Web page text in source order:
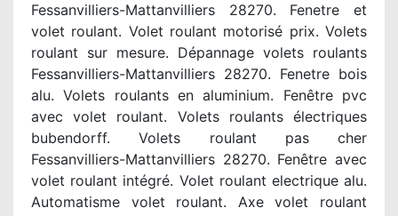
Fessanvilliers-Mattanvilliers 28270. Fenetre et
volet roulant. Volet roulant motorisé prix. Volets
roulant sur mesure. Dépannage volets roulants
Fessanvilliers-Mattanvilliers 28270. Fenetre bois
alu. Volets roulants en aluminium. Fenêtre pvc
avec volet roulant. Volets roulants électriques
bubendorff. Volets roulant pas cher
Fessanvilliers-Mattanvilliers 28270. Fenêtre avec
volet roulant intégré. Volet roulant electrique alu.
Automatisme volet roulant. Axe volet roulant